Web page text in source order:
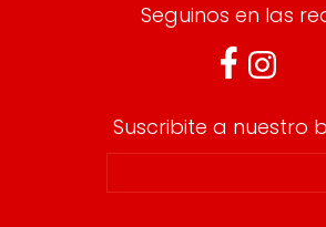
Seguinos en las
Suscribite a nuestro